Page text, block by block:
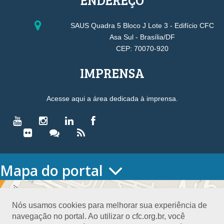
Nós usamos cookies para melhorar sua experiência de
navegação no portal. Ao utilizar o cfc.org.br, você
SAUS Quadra 5 Bloco J Lote 3 - Edifício CFC
Asa Sul - Brasília/DF
CEP: 70070-920
IMPRENSA
Acesse aqui a área dedicada à imprensa.
Mapa do portal
HOME
Conselho Diretor
Nossa Sede